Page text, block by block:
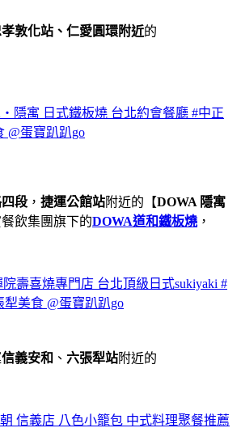
敦化站、仁愛圓環附近的
隱寓 日式鐵板燒 台北約會餐廳 #中正
@蛋寶趴趴go
段 ， 捷運公館站附近的【DOWA 隱寓
飲集團旗下的DOWA道和鐵板燒 ，
壽喜燒專門店 台北頂級日式sukiyaki #
美食 @蛋寶趴趴go
信義安和 、 六張犁站附近的
信義店 八色小籠包 中式料理聚餐推薦